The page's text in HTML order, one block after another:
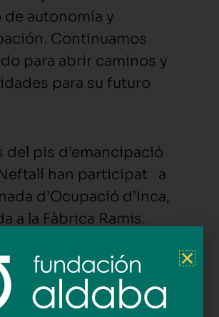
de autonomía y
Continuamos
para abrir caminos y
para su futuro
del pis d’emancipació
han participat a
d’Ocupació d’Inca,
a la Fàbrica Ramis.
que
als pisos, amb
d’enfortir les habilitats